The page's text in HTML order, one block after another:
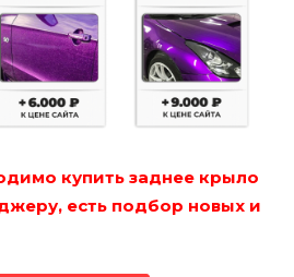
купить заднее крыло
есть подбор новых и